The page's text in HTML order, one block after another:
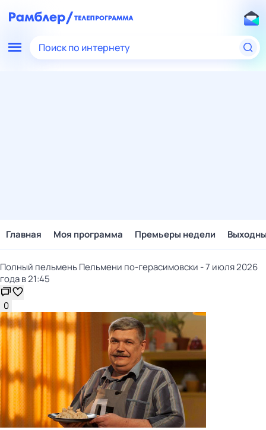
Поиск по интернету
Главная Моя программа Премьеры недели
Полный пельмень Пельмени по-герасимовски - 7 июля 2026
года в 21:45
0